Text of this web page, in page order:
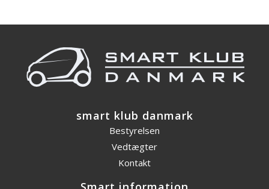
smart klub danmark
Bestyrelsen
Vedtægter
Kontakt